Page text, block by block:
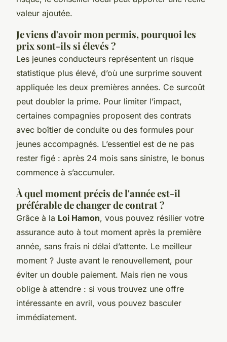
valeur ajoutée.
Je viens d'avoir mon permis, pourquoi les
prix sont-ils si élevés ?
Les jeunes conducteurs représentent un risque
statistique plus élevé, d’où une surprime souvent
appliquée les deux premières années. Ce surcoût
peut doubler la prime. Pour limiter l’impact,
certaines compagnies proposent des contrats
avec boîtier de conduite ou des formules pour
jeunes accompagnés. L’essentiel est de ne pas
rester figé : après 24 mois sans sinistre, le bonus
commence à s’accumuler.
À quel moment précis de l'année est-il
préférable de changer de contrat ?
Grâce à la Loi Hamon, vous pouvez résilier votre
assurance auto à tout moment après la première
année, sans frais ni délai d’attente. Le meilleur
moment ? Juste avant le renouvellement, pour
éviter un double paiement. Mais rien ne vous
oblige à attendre : si vous trouvez une offre
intéressante en avril, vous pouvez basculer
immédiatement.